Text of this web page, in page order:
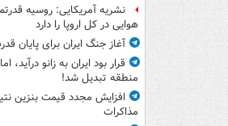
نشریه آمریکایی: روسیه
هوایی در کل اروپا را دارد
آغاز جنگ ایران برای پایان
قرار بود ایران به زانو درآید،
منطقه تبدیل شد!
افزایش مجدد قیمت بنزین
مذاکرات